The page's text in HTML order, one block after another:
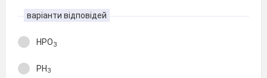
варіанти відповідей
HPO3
PH3